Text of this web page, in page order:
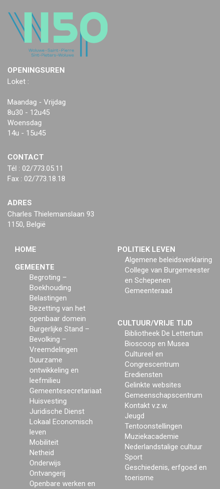
OPENINGSUREN
Loket :
Maandag - Vrijdag
8u30 - 12u45
Woensdag
14u - 15u45
CONTACT
Tél : 02/773.05.11
Fax : 02/773.18.18
ADRES
Charles Thielemanslaan 93
1150, België
HOME
GEMEENTE
Begroting –
Boekhouding
Belastingen
Bezetting van het
openbaar domein
Burgerlijke Stand –
Bevolking –
Vreemdelingen
Duurzame
ontwikkeling en
leefmilieu
Gemeentesecretariaat
Huisvesting
Juridische Dienst
Lokaal Economisch
leven
Mobiliteit
Netheid
Onderwijs
Ontvangerij
Openbare werken en
POLITIEK LEVEN
Algemene beleidsverklaring
College van Burgemeester
en Schepenen
Gemeenteraad
CULTUUR/VRIJE TIJD
Bibliotheek De Lettertuin
Bioscoop en Musea
Cultureel en
Congrescentrum
Erediensten
Gelinkte websites
Gemeenschapscentrum
Kontakt v.z.w.
Jeugd
Tentoonstellingen
Muziekacademie
Nederlandstalige cultuur
Sport
Geschiedenis, erfgoed en
toerisme